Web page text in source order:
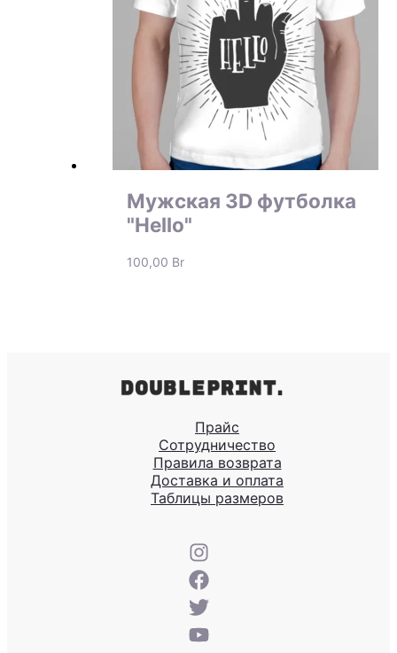
Мужская 3D футболка
"Hello"
100,00 Br
Прайс
Сотрудничество
Правила возврата
Доставка и оплата
Таблицы размеров